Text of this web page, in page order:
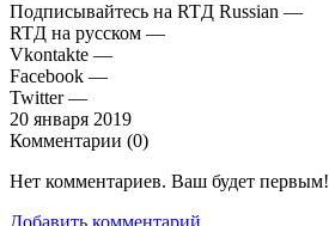
Подписывайтесь на RTД Russian —
RTД на русском —
Vkontakte —
Facebook —
Twitter —
20 января 2019
Комментарии (0)
Нет комментариев. Ваш будет первым!